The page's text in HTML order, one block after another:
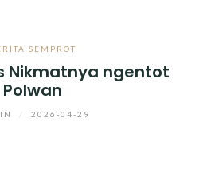
SEMPROT
Nikmatnya ngentot
Polwan
2026-04-29